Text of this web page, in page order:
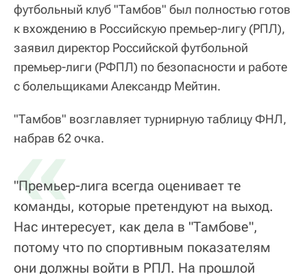
футбольный клуб "Тамбов" был полностью готов
к вхождению в Российскую премьер-лигу (РПЛ),
заявил директор Российской футбольной
премьер-лиги (РФПЛ) по безопасности и работе
с болельщиками Александр Мейтин.
"Тамбов" возглавляет турнирную таблицу ФНЛ,
набрав 62 очка.
«
"Премьер-лига всегда оценивает те
команды, которые претендуют на выход.
Нас интересует, как дела в "Тамбове",
потому что по спортивным показателям
они должны войти в РПЛ. На прошлой